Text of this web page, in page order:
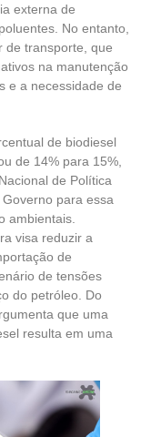
externa de
No entanto,
de transporte, que
na manutenção
e a necessidade de
de biodiesel
de 14% para 15%,
de Política
para essa
ambientais.
visa reduzir a
de
de tensões
do petróleo. Do
que uma
resulta em uma